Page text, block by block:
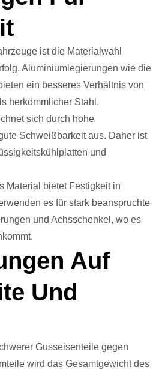
ist die Materialwahl
Aluminiumlegierungen wie die
ein besseres Verhältnis von
herkömmlicher Stahl.
sich durch hohe
Schweißbarkeit aus. Daher ist
und
Material bietet Festigkeit in
es für stark beanspruchte
und Achsschenkel, wo es
Auf
Und
Gusseisenteile gegen
wird das Gesamtgewicht des